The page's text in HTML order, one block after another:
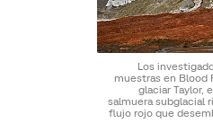
Los
muestras en Blood
glaciar Taylor,
salmuera subglacial
flujo rojo que